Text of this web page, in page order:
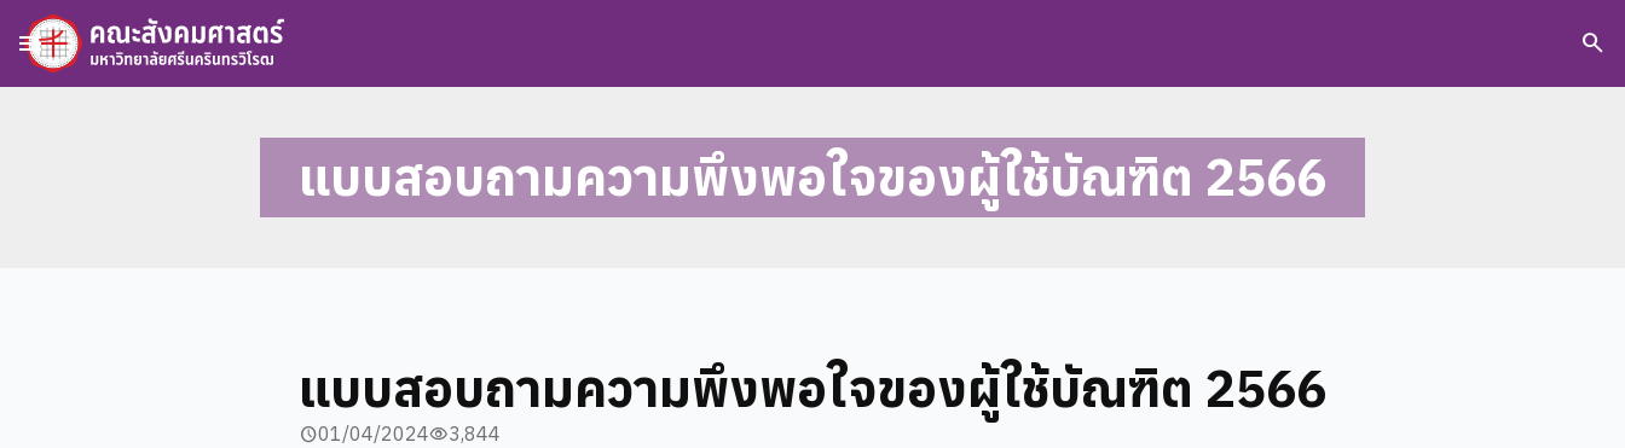
menu search
แบบสอบถามความพึงพอใจของผู้ใช้บัณฑิต 2566
แบบสอบถามความพึงพอใจของผู้ใช้บัณฑิต 2566
schedule01/04/2024visibility3,844